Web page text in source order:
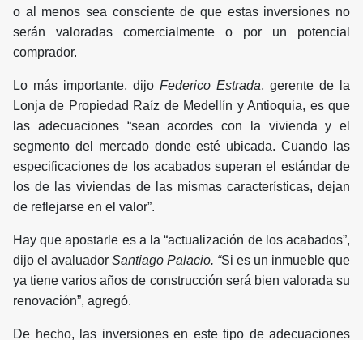
o al menos sea consciente de que estas inversiones no
serán valoradas comercialmente o por un potencial
comprador.
Lo más importante, dijo Federico Estrada, gerente de la
Lonja de Propiedad Raíz de Medellín y Antioquia, es que
las adecuaciones “sean acordes con la vivienda y el
segmento del mercado donde esté ubicada. Cuando las
especificaciones de los acabados superan el estándar de
los de las viviendas de las mismas características, dejan
de reflejarse en el valor”.
Hay que apostarle es a la “actualización de los acabados”,
dijo el avaluador Santiago Palacio. “Si es un inmueble que
ya tiene varios años de construcción será bien valorada su
renovación”, agregó.
De hecho, las inversiones en este tipo de adecuaciones